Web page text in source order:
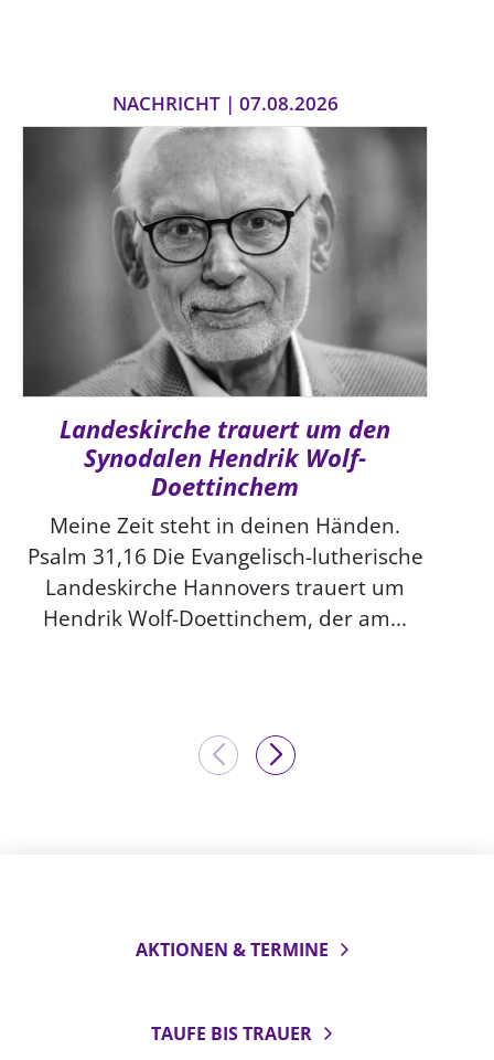
NACHRICHT | 07.08.2026
Landeskirche trauert um den
Synodalen Hendrik Wolf-
Doettinchem
Meine Zeit steht in deinen Händen.
Psalm 31,16 Die Evangelisch-lutherische
Landeskirche Hannovers trauert um
Hendrik Wolf-Doettinchem, der am...
AKTIONEN & TERMINE
TAUFE BIS TRAUER